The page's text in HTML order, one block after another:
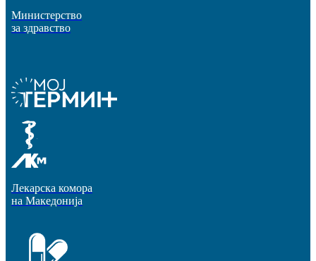
Министерство
за здравство
Лекарска комора
на Македонија